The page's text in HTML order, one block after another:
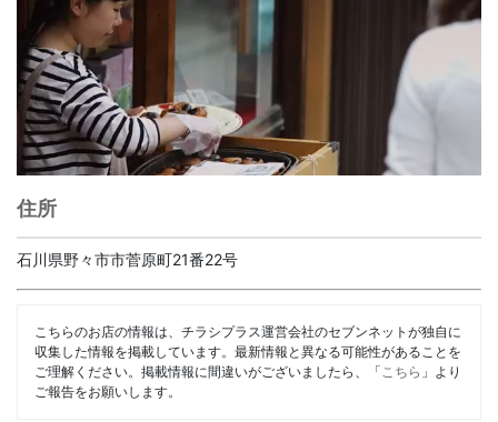
住所
石川県野々市市菅原町21番22号
こちらのお店の情報は、チラシプラス運営会社のセブンネットが独自に
収集した情報を掲載しています。最新情報と異なる可能性があることを
ご理解ください。掲載情報に間違いがございましたら、「 こちら 」より
ご報告をお願いします。